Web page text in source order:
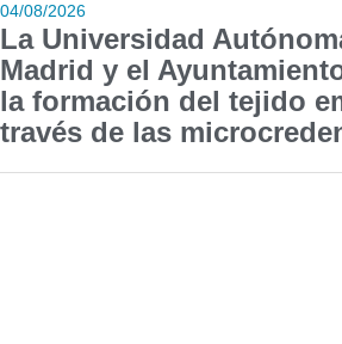
04/08/2026
La Universidad
Madrid y el
la formación del tejido
través de las